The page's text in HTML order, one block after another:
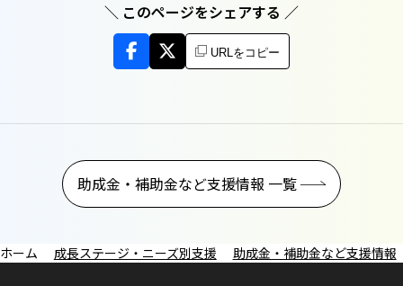
＼ このページをシェアする ／
URLをコピー
助成金・補助金など支援情報 一覧
成長ステージ・ニーズ別支援 助成金・補助金など支援情報